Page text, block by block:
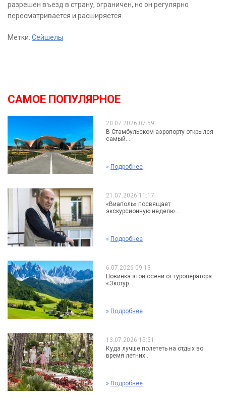
разрешен въезд в страну, ограничен, но он регулярно
пересматривается и расширяется.
Метки: Сейшелы
САМОЕ ПОПУЛЯРНОЕ
20.07.2026 07:59
В Стамбульском аэропорту открылся
самый...
» Подробнее
21.07.2026 11:17
«Виаполь» посвящает
экскурсионную неделю...
» Подробнее
6.07.2026 09:13
Новинка этой осени от туроператора
«Экотур...
» Подробнее
13.07.2026 15:51
Куда лучше полететь на отдых во
время летних...
» Подробнее